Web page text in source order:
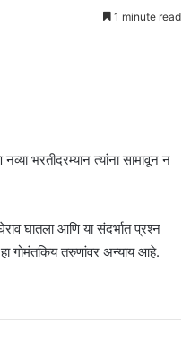
1 minute read
नव्या भरतीदरम्यान त्यांना सामावून न
घातला आणि या संदर्भात प्रश्न
हा गोमंतकिय तरुणांवर अन्याय आहे.